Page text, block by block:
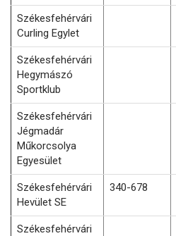
Székesfehérvári
Curling Egylet
Székesfehérvári
Hegymászó
Sportklub
Székesfehérvári
Jégmadár
Műkorcsolya
Egyesület
Székesfehérvári
Hevület SE
340-678
Székesfehérvári